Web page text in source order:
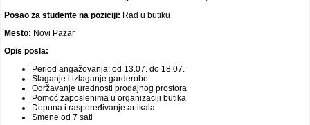
Posao za studente na poziciji: Rad u butiku
Mesto: Novi Pazar
Opis posla:
Period angažovanja: od 13.07. do 18.07.
Slaganje i izlaganje garderobe
Održavanje urednosti prodajnog prostora
Pomoć zaposlenima u organizaciji butika
Dopuna i raspoređivanje artikala
Smene od 7 sati